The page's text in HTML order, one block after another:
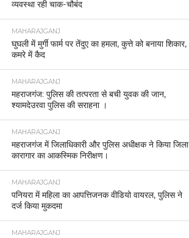
व्यवस्था रही चाक-चौबंद
MAHARAJGANJ
घुघली में मुर्गी फार्म पर तेंदुए का हमला, कुत्ते को बनाया शिकार,
कमरे में कैद
MAHARAJGANJ
महराजगंज: पुलिस की तत्परता से बची युवक की जान,
श्यामदेउरवा पुलिस की सराहना ।
MAHARAJGANJ
महराजगंज में जिलाधिकारी और पुलिस अधीक्षक ने किया जिला
कारागार का आकस्मिक निरीक्षण।
MAHARAJGANJ
पनियरा में महिला का आपत्तिजनक वीडियो वायरल, पुलिस ने
दर्ज किया मुकदमा
MAHARAJGANJ